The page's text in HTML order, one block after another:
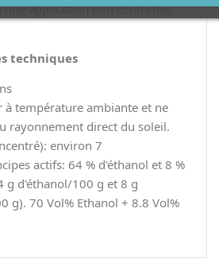
une application non conforme.
techniques
à température ambiante et ne
rayonnement direct du soleil.
environ 7
actifs: 64 % d'éthanol et 8 %
g d'éthanol/100 g et 8 g
g). 70 Vol% Ethanol + 8.8 Vol%